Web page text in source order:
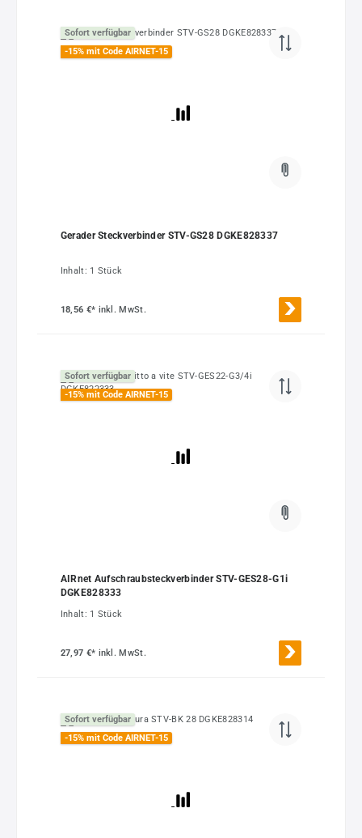
Sofort verfügbar
-15% mit Code AIRNET-15
Gerader Steckverbinder STV-GS28 DGKE828337
Inhalt: 1 Stück
18,56 €* inkl. MwSt.
Sofort verfügbar
-15% mit Code AIRNET-15
AIRnet Aufschraubsteckverbinder STV-GES28-G1i
DGKE828333
Inhalt: 1 Stück
27,97 €* inkl. MwSt.
Sofort verfügbar
-15% mit Code AIRNET-15